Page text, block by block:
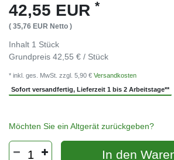
42,55 EUR *
( 35,76 EUR Netto )
Inhalt 1 Stück
Grundpreis 42,55 € / Stück
* inkl. ges. MwSt. zzgl. 5,90 € Versandkosten
Sofort versandfertig, Lieferzeit 1 bis 2 Arbeitstage**
Möchten Sie ein Altgerät zurückgeben?
In den